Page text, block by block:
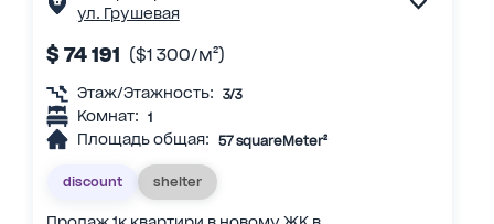
ул. Грушевая
$ 74 191 ($1 300/м²)
Этаж/Этажность: 3/3
Комнат: 1
Площадь общая: 57 squareMeter²
discount shelter